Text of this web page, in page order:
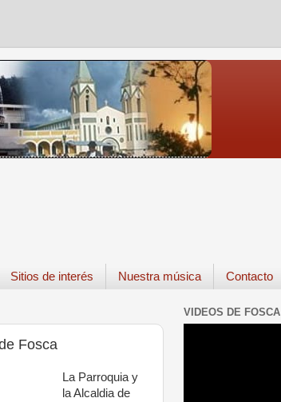
Sitios de interés Nuestra música Contacto
Fosca
La Parroquia y
la Alcaldia de
VIDEOS DE FOSCA